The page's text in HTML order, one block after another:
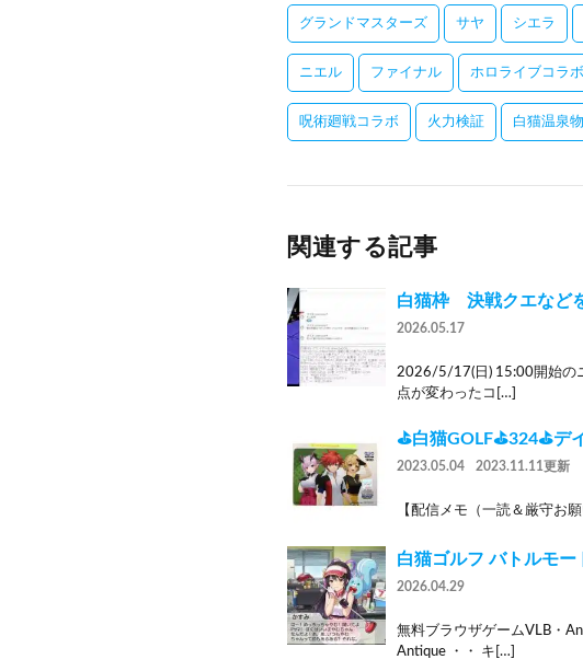
グランドマスターズ サヤ シエラ
ニエル ファイナル ホロライブコラボ
呪術廻戦コラボ 火力検証 白猫温泉
関連する記事
白猫枠 決戦クエなど
2026.05.17
2026/5/17(日) 15:00開始の
点が変わったコ[…]
⛳白猫GOLF⛳324⛳デ
2023.05.04 2023.11.11更新
【配信メモ（一読＆厳守お
白猫ゴルフ バトルモ
2026.04.29
無料ブラウザゲームVLB・
Antique ・・ キ[…]